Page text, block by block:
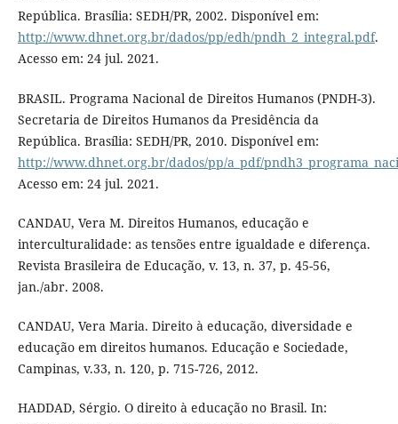
República. Brasília: SEDH/PR, 2002. Disponível em:
http://www.dhnet.org.br/dados/pp/edh/pndh_2_integral.pdf.
Acesso em: 24 jul. 2021.
BRASIL. Programa Nacional de Direitos Humanos (PNDH-3).
Secretaria de Direitos Humanos da Presidência da
República. Brasília: SEDH/PR, 2010. Disponível em:
http://www.dhnet.org.br/dados/pp/a_pdf/
Acesso em: 24 jul. 2021.
CANDAU, Vera M. Direitos Humanos, educação e
interculturalidade: as tensões entre igualdade e diferença.
Revista Brasileira de Educação, v. 13, n. 37, p. 45-56,
jan./abr. 2008.
CANDAU, Vera Maria. Direito à educação, diversidade e
educação em direitos humanos. Educação e Sociedade,
Campinas, v.33, n. 120, p. 715-726, 2012.
HADDAD, Sérgio. O direito à educação no Brasil. In: